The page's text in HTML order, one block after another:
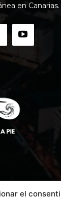
el
en Canarias.